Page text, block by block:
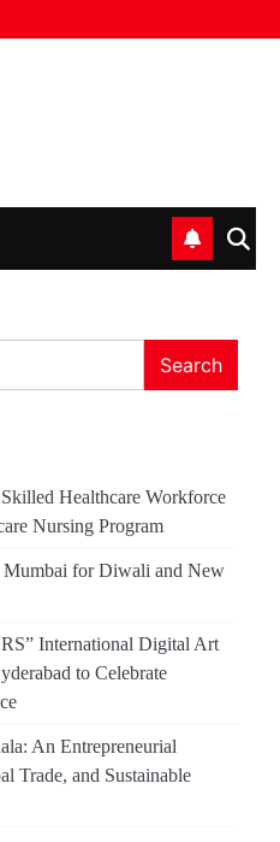
Search
Healthcare Workforce
Nursing Program
Mumbai for Diwali and New
International Digital Art
to Celebrate
An Entrepreneurial
Trade, and Sustainable